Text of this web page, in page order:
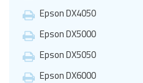
Epson DX4050
Epson DX5000
Epson DX5050
Epson DX6000